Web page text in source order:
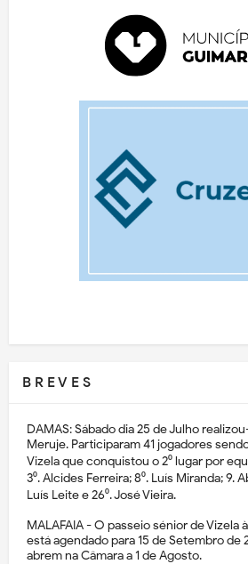
B R E V E S
DAMAS: Sábado dia 25 de Julho
Meruje. Participaram 41 jogadores
Vizela que conquistou o 2⁰ lugar por
3⁰. Alcides Ferreira; 8⁰. Luís Miranda; 9.
Luís Leite e 26⁰. José Vieira.
MALAFAIA - O passeio sénior de Vizela
está agendado para 15 de Setembro de
abrem na Câmara a 1 de Agosto.